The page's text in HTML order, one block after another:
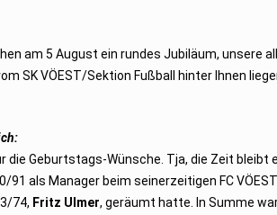
am 5 August ein rundes Jubiläum, unsere
SK VÖEST/Sektion Fußball hinter Ihnen
die Geburtstags-Wünsche. Tja, die Zeit
91 als Manager beim seinerzeitigen FC
74, Fritz Ulmer, geräumt hatte. In Summe